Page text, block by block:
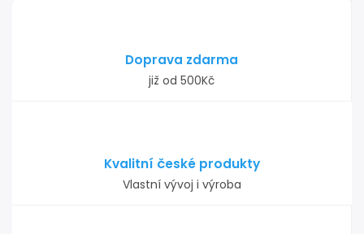
Doprava zdarma
již od 500Kč
Kvalitní české produkty
Vlastní vývoj i výroba